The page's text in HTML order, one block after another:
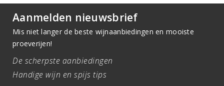
Aanmelden nieuwsbrief
Mis niet langer de beste wijnaanbiedingen en mooiste
proeverijen!
De scherpste aanbiedingen
Handige wijn en spijs tips